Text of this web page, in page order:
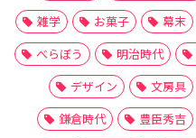
雑学
お菓子 幕末
べらぼう
明治時代
デザイン
文房具
鎌倉時代
豊臣秀吉